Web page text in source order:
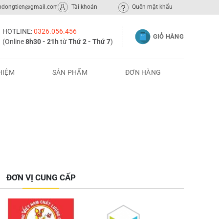
Tài khoản Quên mật khẩu
HOTLINE:0326.056.456
(Online8h30 - 21h từThứ 2 - Thứ 7)
GIỎ HÀNG
SẢN PHẨM ĐƠN HÀNG
Ninh, tôi đã hợp tác phân phối Văn Phòng
ĐƠN VỊ CUNG CẤP